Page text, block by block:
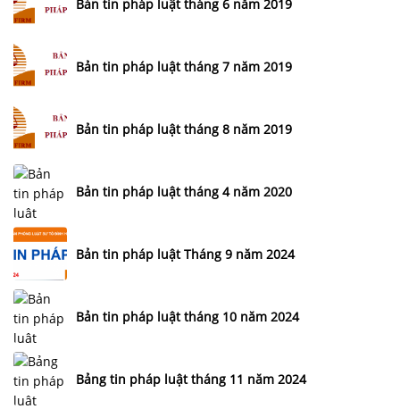
Bản tin pháp luật tháng 6 năm 2019
Bản tin pháp luật tháng 7 năm 2019
Bản tin pháp luật tháng 8 năm 2019
Bản tin pháp luật tháng 4 năm 2020
Bản tin pháp luật Tháng 9 năm 2024
Bản tin pháp luật tháng 10 năm 2024
Bảng tin pháp luật tháng 11 năm 2024